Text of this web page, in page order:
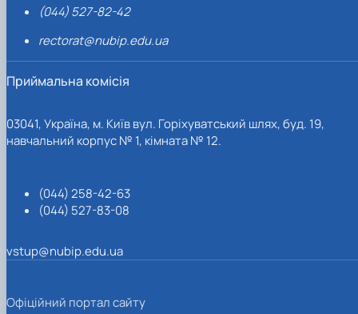
(044) 527-82-42
rectorat@nubip.edu.ua
Приймальна комісія
03041, Україна, м. Київ вул. Горіхуватський шлях, буд. 19,
навчальний корпус № 1, кімната № 12.
(044) 258-42-63
(044) 527-83-08
vstup@nubip.edu.ua
Офіційний портал сайту